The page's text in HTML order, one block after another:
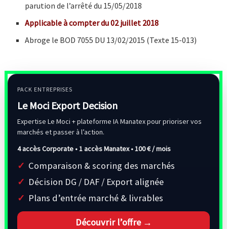
parution de l’arrêté du 15/05/2018
Applicable à compter du 02 juillet 2018
Abroge le BOD 7055 DU 13/02/2015 (Texte 15-013)
PACK ENTREPRISES
Le Moci Export Decision
Expertise Le Moci + plateforme IA Manatex pour prioriser vos
marchés et passer à l’action.
4 accès Corporate • 1 accès Manatex •100 € / mois
Comparaison & scoring des marchés
Décision DG / DAF / Export alignée
Plans d’entrée marché & livrables
Découvrir l’offre →